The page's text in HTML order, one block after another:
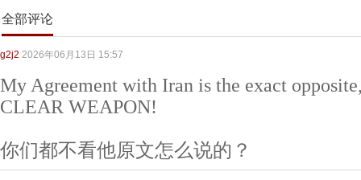
全部评论
g2j2 2026年06月13日 15:57
My Agreement with Iran is the exact
CLEAR WEAPON!
你们都不看他原文怎么说的？